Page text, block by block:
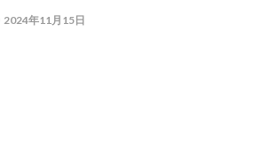
2024年11月15日